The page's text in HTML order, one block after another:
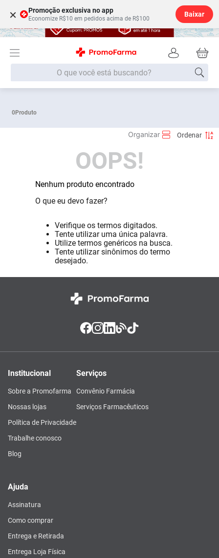
× Promoção exclusiva no app
Economize R$10 em pedidos acima de R$100
Baixar
O que você está buscando?
0Produto
OOPS!
Nenhum produto encontrado
O que eu devo fazer?
Verifique os termos digitados.
Tente utilizar uma única palavra.
Utilize termos genéricos na busca.
Tente utilizar sinônimos do termo
desejado.
Institucional
Sobre a Promofarma
Nossas lojas
Política de Privacidade
Trabalhe conosco
Blog
Serviços
Convênio Farmácia
Serviços Farmacêuticos
Ajuda
Assinatura
Como comprar
Entrega e Retirada
Entrega Loja Física
Fralda G
Shampoo
Pampers Confort Sec
Vitamina D
Soro Fisiológico